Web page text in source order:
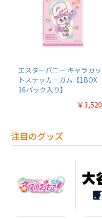
エスターバニー キャラカッ
トステッカーガム【1BOX
16パック入り】
￥3,520
注目のグッズ